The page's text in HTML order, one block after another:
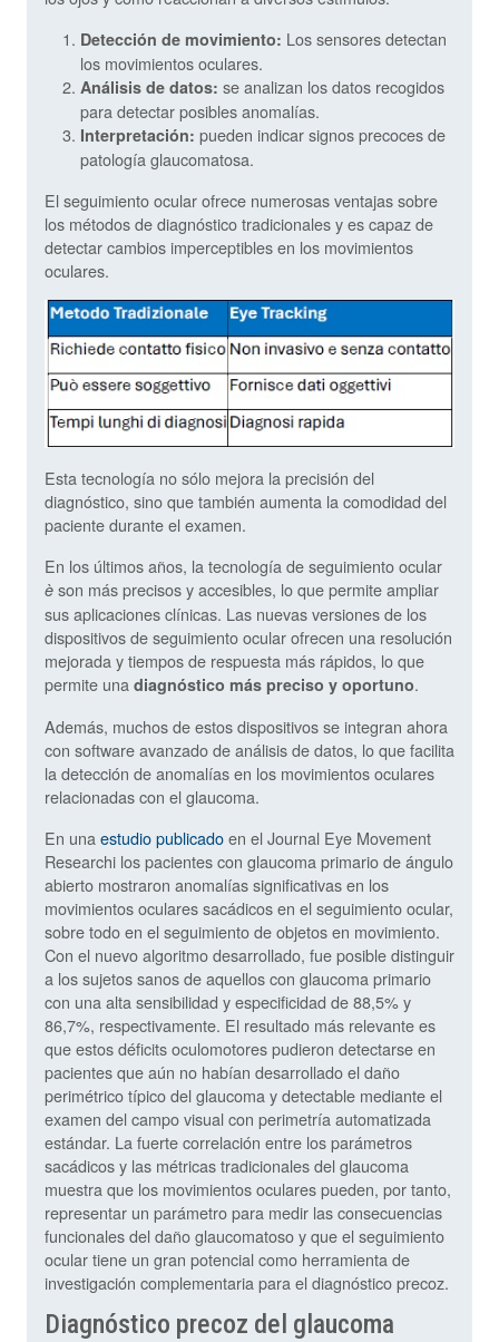
Detección de movimiento: Los sensores detectan
los movimientos oculares.
Análisis de datos: se analizan los datos recogidos
para detectar posibles anomalías.
Interpretación: pueden indicar signos precoces de
patología glaucomatosa.
El seguimiento ocular ofrece numerosas ventajas sobre
los métodos de diagnóstico tradicionales y es capaz de
detectar cambios imperceptibles en los movimientos
oculares.
Esta tecnología no sólo mejora la precisión del
diagnóstico, sino que también aumenta la comodidad del
paciente durante el examen.
En los últimos años, la tecnología de seguimiento ocular
è son más precisos y accesibles, lo que permite ampliar
sus aplicaciones clínicas. Las nuevas versiones de los
dispositivos de seguimiento ocular ofrecen una resolución
mejorada y tiempos de respuesta más rápidos, lo que
permite una diagnóstico más preciso y oportuno.
Además, muchos de estos dispositivos se integran ahora
con software avanzado de análisis de datos, lo que facilita
la detección de anomalías en los movimientos oculares
relacionadas con el glaucoma.
En una estudio publicadoen el Journal Eye Movement
Researchi los pacientes con glaucoma primario de ángulo
abierto mostraron anomalías significativas en los
movimientos oculares sacádicos en el seguimiento ocular,
sobre todo en el seguimiento de objetos en movimiento.
Con el nuevo algoritmo desarrollado, fue posible distinguir
a los sujetos sanos de aquellos con glaucoma primario
con una alta sensibilidad y especificidad de 88,5% y
86,7%, respectivamente. El resultado más relevante es
que estos déficits oculomotores pudieron detectarse en
pacientes que aún no habían desarrollado el daño
perimétrico típico del glaucoma y detectable mediante el
examen del campo visual con perimetría automatizada
estándar. La fuerte correlación entre los parámetros
sacádicos y las métricas tradicionales del glaucoma
muestra que los movimientos oculares pueden, por tanto,
representar un parámetro para medir las consecuencias
funcionales del daño glaucomatoso y que el seguimiento
ocular tiene un gran potencial como herramienta de
investigación complementaria para el diagnóstico precoz.
Diagnóstico precoz del glaucoma